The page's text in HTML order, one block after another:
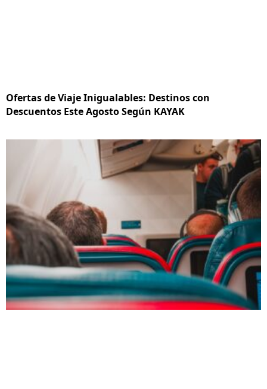
Ofertas de Viaje Inigualables: Destinos con
Descuentos Este Agosto Según KAYAK